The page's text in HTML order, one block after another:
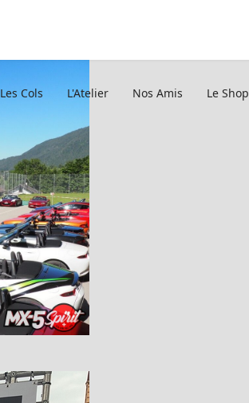
Les Cols L'Atelier Nos Amis Le Shop